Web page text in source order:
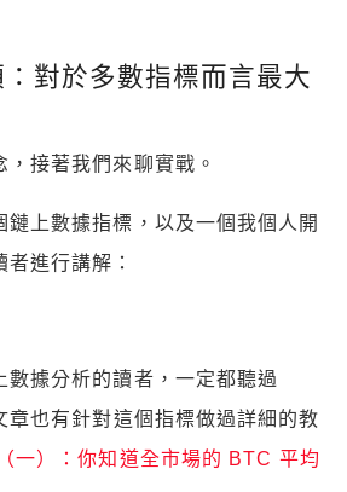
對於多數指標而言最大
接著我們來聊實戰。
鏈上數據指標，以及一個我個人開
進行講解：
數據分析的讀者，一定都聽過
章也有針對這個指標做過詳細的教
一）：你知道全市場的 BTC 平均